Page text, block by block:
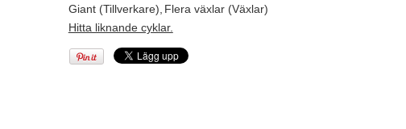
Giant (Tillverkare) Flera växlar (Växlar)
Hitta liknande cyklar.